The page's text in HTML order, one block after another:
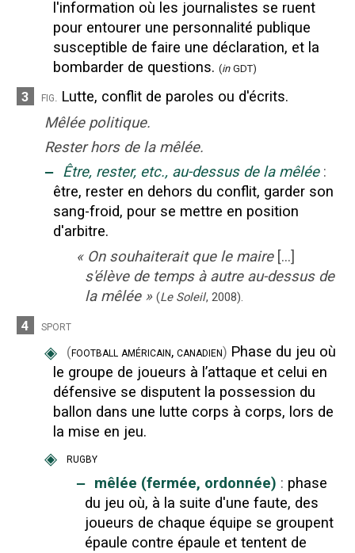
l'information où les journalistes se ruent
pour entourer une personnalité publique
susceptible de faire une déclaration, et la
bombarder de questions. (in GDT)
3 fig. Lutte, conflit de paroles ou d'écrits.
Mêlée politique.
Rester hors de la mêlée.
‒ Être, rester, etc., au-dessus de la mêlée :
être, rester en dehors du conflit, garder son
sang-froid, pour se mettre en position
d'arbitre.
« On souhaiterait que le maire [...]
s'élève de temps à autre au-dessus de
la mêlée » (Le Soleil, 2008).
4 sport
◈ (football américain, canadien) Phase du jeu où
le groupe de joueurs à l’attaque et celui en
défensive se disputent la possession du
ballon dans une lutte corps à corps, lors de
la mise en jeu.
◈ rugby
‒ mêlée (fermée, ordonnée) : phase
du jeu où, à la suite d'une faute, des
joueurs de chaque équipe se groupent
épaule contre épaule et tentent de